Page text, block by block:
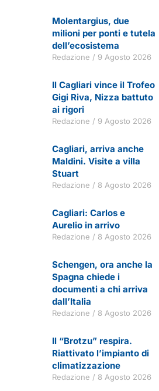
Molentargius, due
milioni per ponti e tutela
dell’ecosistema
Redazione 9 Agosto 2026
Il Cagliari vince il Trofeo
Gigi Riva, Nizza battuto
ai rigori
Redazione 9 Agosto 2026
Cagliari, arriva anche
Maldini. Visite a villa
Stuart
Redazione 8 Agosto 2026
Cagliari: Carlos e
Aurelio in arrivo
Redazione 8 Agosto 2026
Schengen, ora anche la
Spagna chiede i
documenti a chi arriva
dall’Italia
Redazione 8 Agosto 2026
Il “Brotzu” respira.
Riattivato l’impianto di
climatizzazione
Redazione 8 Agosto 2026